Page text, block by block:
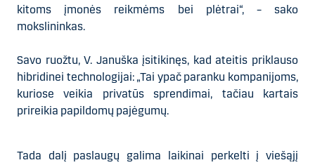
kitoms įmonės reikmėms bei plėtrai“, – sako
mokslininkas.
Savo ruožtu, V. Januška įsitikinęs, kad ateitis priklauso
hibridinei technologijai: „Tai ypač paranku kompanijoms,
kuriose veikia privatūs sprendimai, tačiau kartais
prireikia papildomų pajėgumų.
Tada dalį paslaugų galima laikinai perkelti į viešąjį